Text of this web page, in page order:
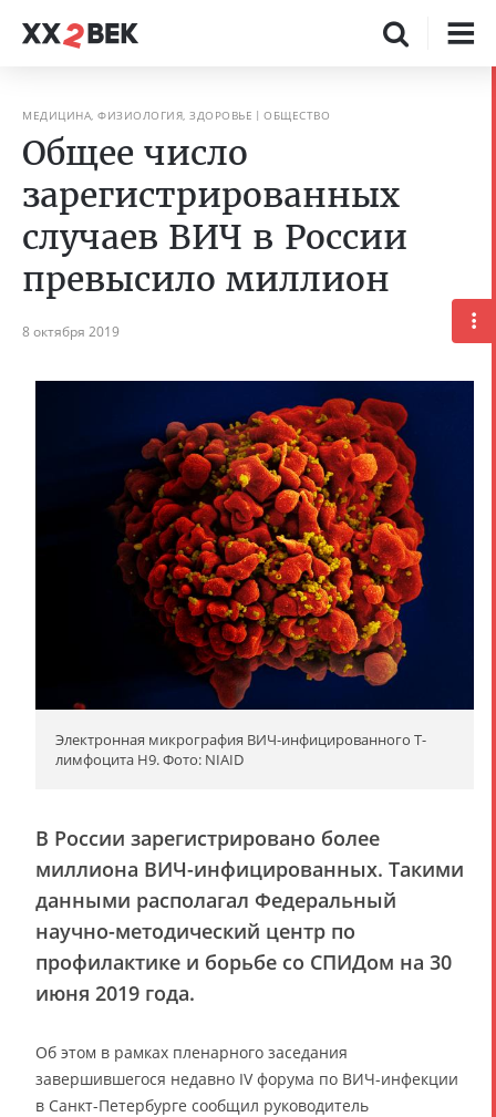
МЕДИЦИНА, ФИЗИОЛОГИЯ, ЗДОРОВЬЕ ОБЩЕСТВО
Общее число
зарегистрированных
случаев ВИЧ в России
превысило миллион
8 октября 2019
Электронная микрография ВИЧ-инфицированного T-
лимфоцита H9. Фото: NIAID
В России зарегистрировано более
миллиона ВИЧ-инфицированных. Такими
данными располагал Федеральный
научно-методический центр по
профилактике и борьбе со СПИДом на 30
июня 2019 года.
Об этом в рамках пленарного заседания
завершившегося недавно IV форума по ВИЧ-инфекции
в Санкт-Петербурге сообщил руководитель